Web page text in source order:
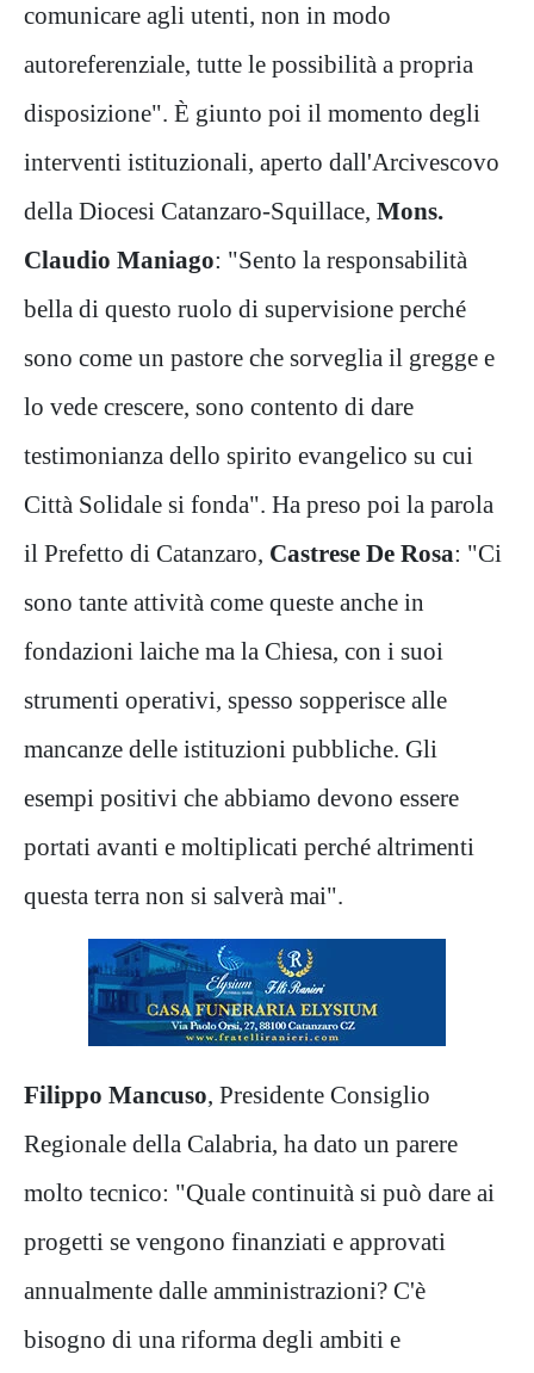
comunicare agli utenti, non in modo
autoreferenziale, tutte le possibilità a propria
disposizione". È giunto poi il momento degli
interventi istituzionali, aperto dall'Arcivescovo
della Diocesi Catanzaro-Squillace, Mons.
Claudio Maniago: "Sento la responsabilità
bella di questo ruolo di supervisione perché
sono come un pastore che sorveglia il gregge e
lo vede crescere, sono contento di dare
testimonianza dello spirito evangelico su cui
Città Solidale si fonda". Ha preso poi la parola
il Prefetto di Catanzaro, Castrese De Rosa: "Ci
sono tante attività come queste anche in
fondazioni laiche ma la Chiesa, con i suoi
strumenti operativi, spesso sopperisce alle
mancanze delle istituzioni pubbliche. Gli
esempi positivi che abbiamo devono essere
portati avanti e moltiplicati perché altrimenti
questa terra non si salverà mai".
Filippo Mancuso, Presidente Consiglio
Regionale della Calabria, ha dato un parere
molto tecnico: "Quale continuità si può dare ai
progetti se vengono finanziati e approvati
annualmente dalle amministrazioni? C'è
bisogno di una riforma degli ambiti e